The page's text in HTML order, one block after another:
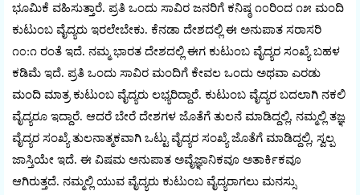
ಭೂಮಿಕೆ ವಹಿಸುತ್ತಾರೆ. ಪ್ರತಿ ಒಂದು ಸಾವಿರ ಜನರಿಗೆ ಕನಿಷ್ಠ ೧೦ರಿಂದ ೧೫ ಮಂದಿ
ಕುಟುಂಬ ವೈದ್ಯರು ಇರಲೇಬೇಕು. ಕೆನಡಾ ದೇಶದಲ್ಲಿ ಈ ಅನುಪಾತ ಸರಾಸರಿ
೧೦:೧ ರಂತೆ ಇದೆ. ನಮ್ಮ ಭಾರತ ದೇಶದಲ್ಲಿ ಈಗ ಕುಟುಂಬ ವೈದ್ಯರ ಸಂಖ್ಯೆ ಬಹಳ
ಕಡಿಮೆ ಇದೆ. ಪ್ರತಿ ಒಂದು ಸಾವಿರ ಮಂದಿಗೆ ಕೇವಲ ಒಂದು ಅಥವಾ ಎರಡು
ಮಂದಿ ಮಾತ್ರ ಕುಟುಂಬ ವೈದ್ಯರು ಲಭ್ಯರಿದ್ದಾರೆ. ಕುಟುಂಬ ವೈದ್ಯರ ಬದಲಾಗಿ ನಕಲಿ
ವೈದ್ಯರೂ ಇದ್ದಾರೆ. ಆದರೆ ಬೇರೆ ದೇಶಗಳ ಜೊತೆಗೆ ತುಲನೆ ಮಾಡಿದ್ದಲ್ಲಿ, ನಮ್ಮಲ್ಲಿ ತಜ್ಞ
ವೈದ್ಯರ ಸಂಖ್ಯೆ ತುಲನಾತ್ಮಕವಾಗಿ ಒಟ್ಟು ವೈದ್ಯರ ಸಂಖ್ಯೆ ಜೊತೆಗೆ ಮಾಡಿದ್ದಲ್ಲಿ, ಸ್ವಲ್ಪ
ಜಾಸ್ತಿಯೇ ಇದೆ. ಈ ವಿಷಮ ಅನುಪಾತ ಅವೈಜ್ಞಾನಿಕವೂ ಅತಾರ್ಕಿಕವೂ
ಆಗಿರುತ್ತದೆ. ನಮ್ಮಲ್ಲಿ ಯುವ ವೈದ್ಯರು ಕುಟುಂಬ ವೈದ್ಯರಾಗಲು ಮನಸ್ಸು